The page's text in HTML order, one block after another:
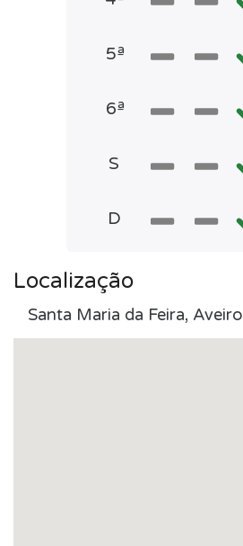
5ª
6ª
S
D
Localização
Santa Maria da Feira, Aveiro